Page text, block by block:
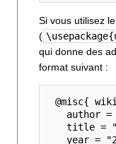
Si vous utilisez
(
qui donne des
format suivant :